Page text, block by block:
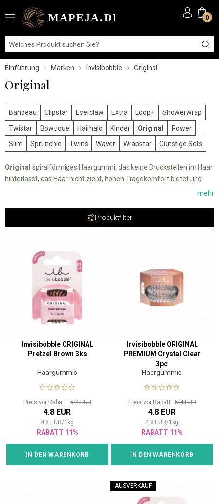
0
Einführung Marken Invisibobble Original
Original
Bandeau Clipstar Everclaw Extra Loop+
Showerwrap
Twistar
Bowtique Hairhalo Kinder Original
Power
Slim
Sprunchie Twins Waver Wrapstar Günstige Sets
Original spiralförmiges Haargummi, das keine Druckstellen im Haar
hinterlässt, das Haar nicht zieht, hohen Tragekomfort bietet und
mehr
Produktfilter
Invisibobble ORIGINAL
Pretzel Brown 3ks
Haargummis
Preis vor Rabatt:5.4 EUR
4.8 EUR
4.8 EUR/1 kg
RABATT 11%
IN DEN WARENKORB
Invisibobble ORIGINAL
PREMIUM Crystal Clear
3pc
Haargummis
Preis vor Rabatt:5.4 EUR
4.8 EUR
4.8 EUR/1 kg
RABATT 11%
IN DEN WARENKORB
AUSVERKAUF